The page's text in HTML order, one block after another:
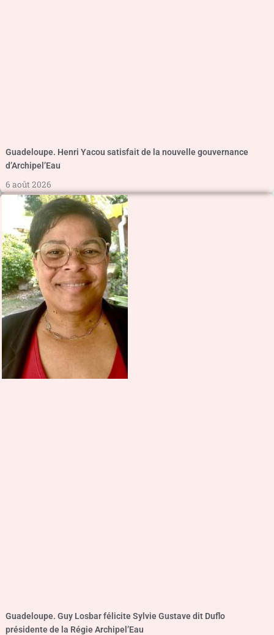
Guadeloupe. Henri Yacou satisfait de la nouvelle gouvernance
d’Archipel’Eau
6 août 2026
Guadeloupe. Guy Losbar félicite Sylvie Gustave dit Duflo
présidente de la Régie Archipel’Eau